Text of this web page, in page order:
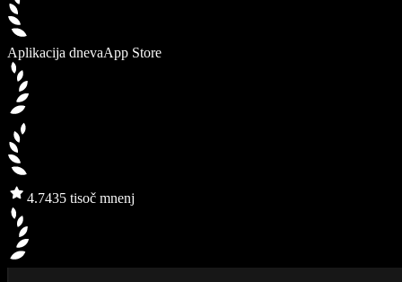
Aplikacija dnevaApp Store
4.7435 tisoč mnenj